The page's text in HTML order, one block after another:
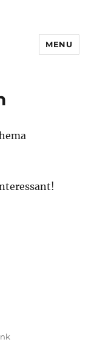
MENU